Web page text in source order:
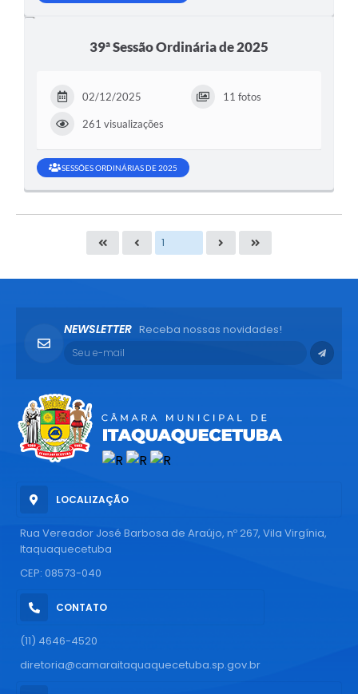
39ª Sessão Ordinária de 2025
02/12/2025 11 fotos
261 visualizações
SESSÕES ORDINÁRIAS DE 2025
LOCALIZAÇÃO
Rua Vereador José Barbosa de Araújo, nº 267, Vila Virgínia,
Itaquaquecetuba
CEP: 08573-040
CONTATO
(11) 4646-4520
diretoria@camaraitaquaquecetuba.sp.gov.br
NEWSLETTER Receba nossas novidades!